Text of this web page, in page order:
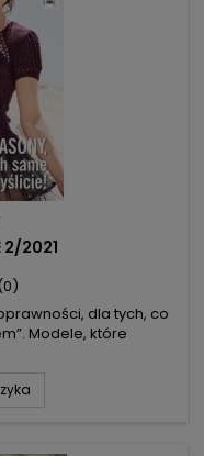
2/2021
(0)
dla tych, co
Modele, które
jako gotowe do
sukienką z seksownym